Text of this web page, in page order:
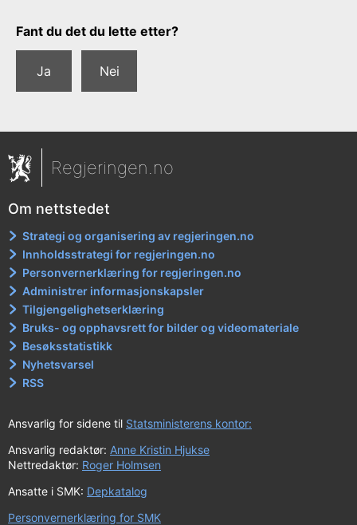
Tilbakemeldingsskjema
Fant du det du lette etter?
Ja Nei
Regjeringen.no
Om nettstedet
Strategi og organisering av regjeringen.no
Innholdsstrategi for regjeringen.no
Personvernerklæring for regjeringen.no
Administrer informasjonskapsler
Tilgjengelighetserklæring
Bruks- og opphavsrett for bilder og videomateriale
Besøksstatistikk
Nyhetsvarsel
RSS
Ansvarlig for sidene til Statsministerens kontor:
Ansvarlig redaktør: Anne Kristin Hjukse
Nettredaktør: Roger Holmsen
Ansatte i SMK: Depkatalog
Personvernerklæring for SMK